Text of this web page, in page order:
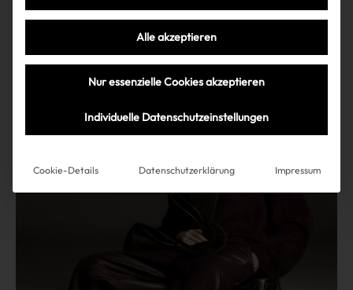
der Saison
Alle akzeptieren
Nur essenzielle Cookies akzeptieren
Individuelle Datenschutzeinstellungen
Cookie-Details Datenschutzerklärung Impressum